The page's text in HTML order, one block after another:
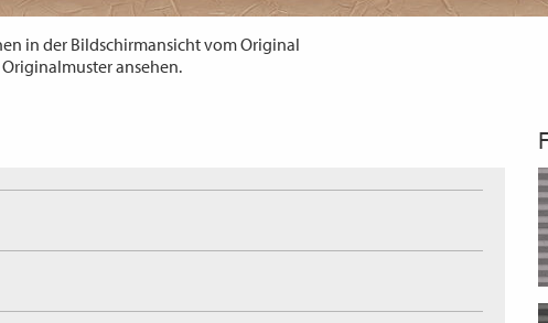
in der Bildschirmansicht vom Original
ansehen.